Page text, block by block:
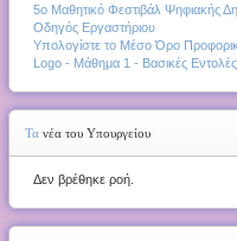
5ο Μαθητικό Φεστιβάλ Ψηφιακής
Οδηγός Εργαστήριου
Υπολογίστε το Μέσο Όρο
Logo - Μάθημα 1 - Βασικές
Τα νέα του Υπουργείου
Δεν βρέθηκε ροή.